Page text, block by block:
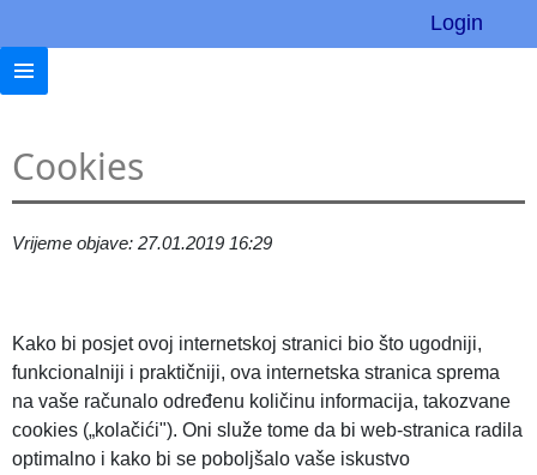
Login
Cookies
Vrijeme objave: 27.01.2019 16:29
Kako bi posjet ovoj internetskoj stranici bio što ugodniji,
funkcionalniji i praktičniji, ova internetska stranica sprema
na vaše računalo određenu količinu informacija, takozvane
cookies („kolačići"). Oni služe tome da bi web-stranica radila
optimalno i kako bi se poboljšalo vaše iskustvo